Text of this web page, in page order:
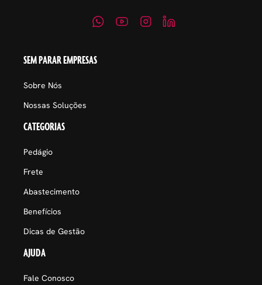
SEM PARAR EMPRESAS
Sobre Nós
Nossas Soluções
CATEGORIAS
Pedágio
Frete
Abastecimento
Benefícios
Dicas de Gestão
AJUDA
Fale Conosco